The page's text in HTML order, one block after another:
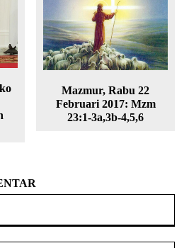
Mazmur, Rabu 22
Februari 2017: Mzm
23:1-3a,3b-4,5,6